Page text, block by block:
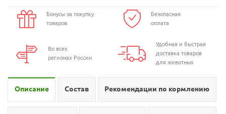
Бонусы за покупку
товаров
Безопасная
оплата
Во всех
регионах России
Удобная и быстрая
доставка товаров
для животных
Описание Состав Рекомендации по кормлению